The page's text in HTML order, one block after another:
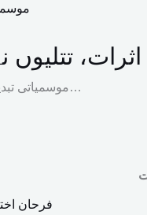
موسمیاتی تبدیلی کے باعث دنیا بھر میں تتلیوں کے رہنے اور افزائش کے علاقوں میں…